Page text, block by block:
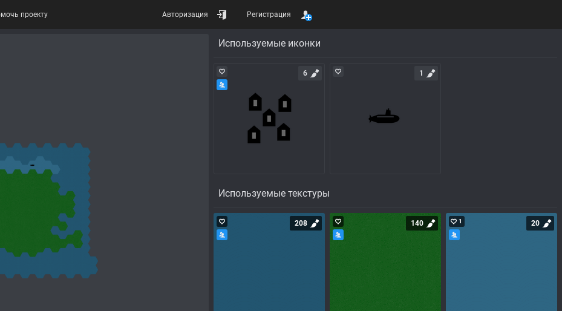
Используемые иконки
6 1
Используемые текстуры
208 140 1 20
проекту Авторизация Регистрация